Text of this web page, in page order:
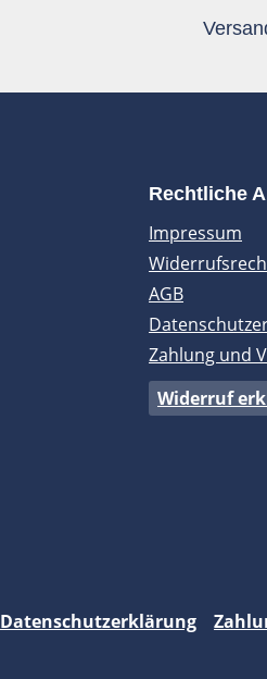
Rechtliche
Impressum
AGB
Zahlung und
Widerruf
Datenschutzerklärung